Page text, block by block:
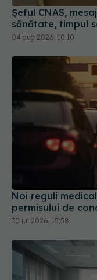
04 aug 2026, 10:10
Noi reguli
permisului de
30 iul 2026, 15:58